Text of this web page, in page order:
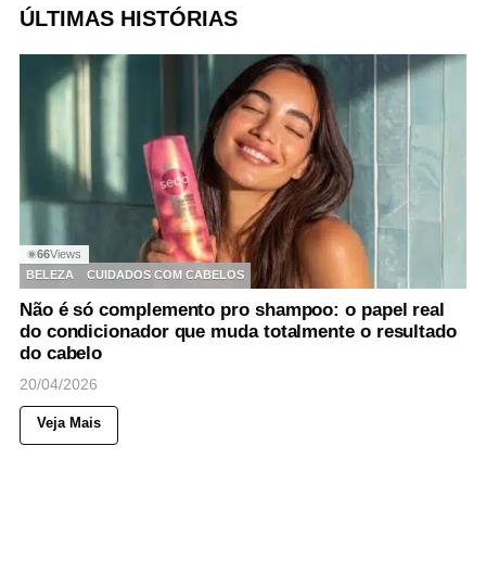
ÚLTIMAS HISTÓRIAS
◉66Views
BELEZA
CUIDADOS COM CABELOS
Não é só complemento pro shampoo: o papel real
do condicionador que muda totalmente o resultado
do cabelo
20/04/2026
Veja Mais